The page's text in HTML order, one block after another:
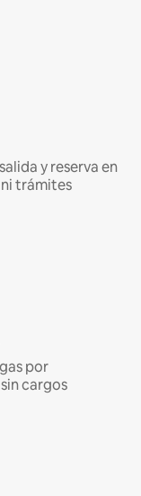
y reserva en
trámites
por
cargos